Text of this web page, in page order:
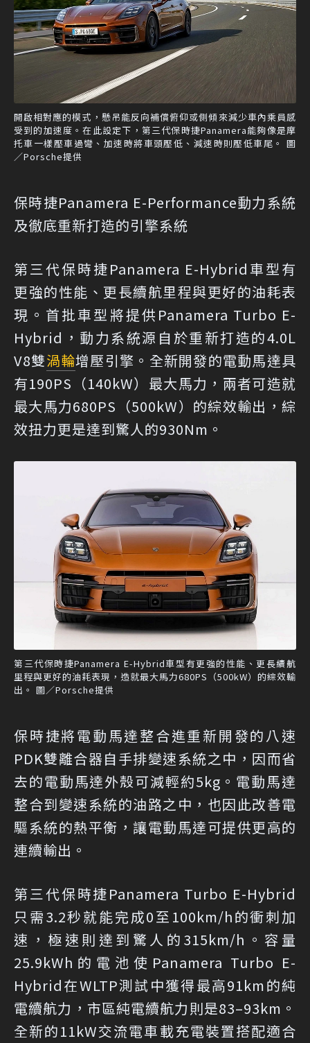
開啟相對應的模式，懸吊能反向補償俯仰或側傾來減少車內乘員感
受到的加速度。在此設定下，第三代保時捷Panamera能夠像是摩
托車一樣壓車過彎、加速時將車頭壓低、減速時則壓低車尾。 圖
／Porsche提供
保時捷Panamera E-Performance動力系統
及徹底重新打造的引擎系統
第三代保時捷Panamera E-Hybrid車型有
更強的性能、更長續航里程與更好的油耗表
現。首批車型將提供Panamera Turbo E-
Hybrid，動力系統源自於重新打造的4.0L
V8雙渦輪增壓引擎。全新開發的電動馬達具
有190PS（140kW）最大馬力，兩者可造就
最大馬力680PS（500kW）的綜效輸出，綜
效扭力更是達到驚人的930Nm。
第三代保時捷Panamera E-Hybrid車型有更強的性能、更長續航
里程與更好的油耗表現，造就最大馬力680PS（500kW）的綜效輸
出。 圖／Porsche提供
保時捷將電動馬達整合進重新開發的八速
PDK雙離合器自手排變速系統之中，因而省
去的電動馬達外殼可減輕約5kg。電動馬達
整合到變速系統的油路之中，也因此改善電
驅系統的熱平衡，讓電動馬達可提供更高的
連續輸出。
第三代保時捷Panamera Turbo E-Hybrid
只需3.2秒就能完成0至100km/h的衝刺加
速，極速則達到驚人的315km/h。容量
25.9kWh的電池使Panamera Turbo E-
Hybrid在WLTP測試中獲得最高91km的純
電續航力，市區純電續航力則是83–93km。
全新的11kW交流電車載充電裝置搭配適合